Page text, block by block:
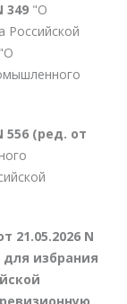
349 "О
Российской
556 (ред. от
21.05.2026 N
избрания